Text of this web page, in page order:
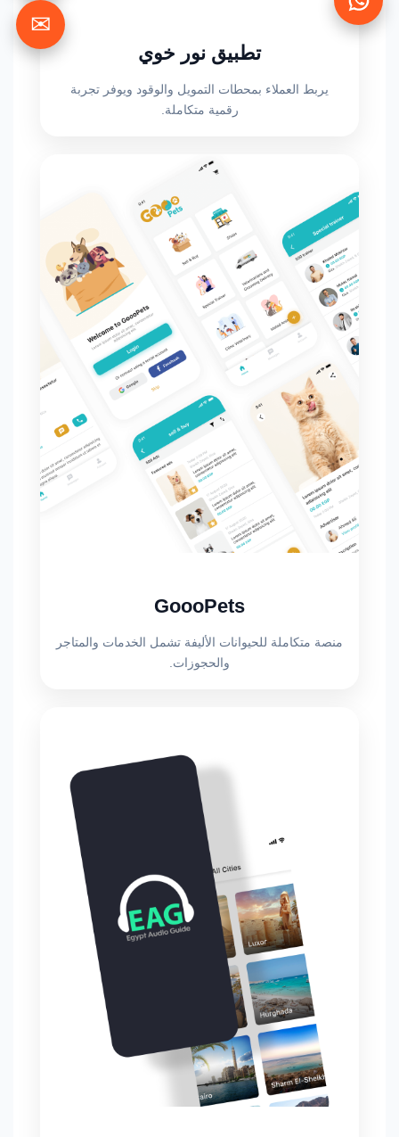
✉
تطبيق نور خوي
يربط العملاء بمحطات التمويل والوقود ويوفر تجربة
رقمية متكاملة.
GoooPets
منصة متكاملة للحيوانات الأليفة تشمل الخدمات والمتاجر
والحجوزات.